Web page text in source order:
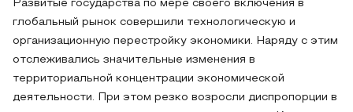
Развитые государства по мере своего включения в
глобальный рынок совершили технологическую и
организационную перестройку экономики. Наряду с этим
отслеживались значительные изменения в
территориальной концентрации экономической
деятельности. При этом резко возросли диспропорции в